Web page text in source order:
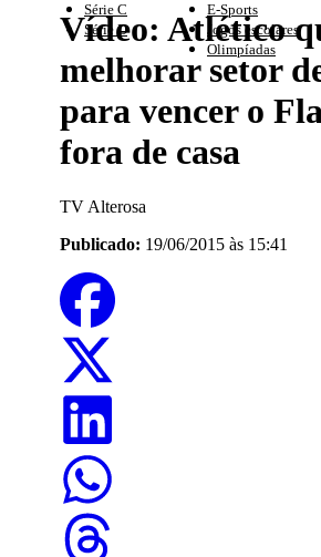
Série C
Série D
E-Sports
Jogos escolares
Olimpíadas
Vídeo: Atlético
melhorar setor
para vencer o
fora de casa
TV Alterosa
Publicado: 19/06/2015 às 15:41